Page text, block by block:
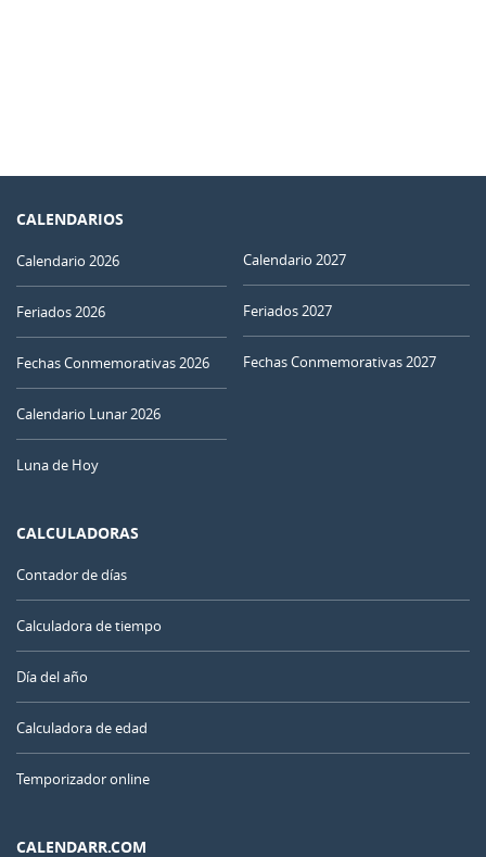
CALENDARIOS
Calendario 2026
Feriados 2026
Fechas Conmemorativas 2026
Calendario Lunar 2026
Luna de Hoy
Calendario 2027
Feriados 2027
Fechas Conmemorativas 2027
CALCULADORAS
Contador de días
Calculadora de tiempo
Día del año
Calculadora de edad
Temporizador online
CALENDARR.COM